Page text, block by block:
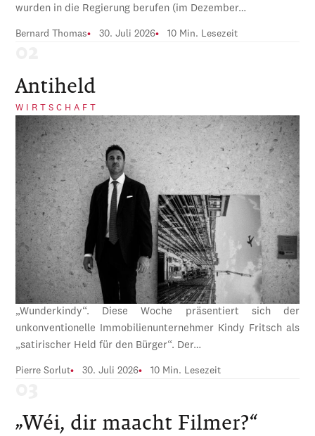
wurden in die Regierung berufen (im Dezember…
Bernard Thomas 30. Juli 2026 10 Min. Lesezeit
Antiheld
WIRTSCHAFT
„Wunderkindy“. Diese Woche präsentiert sich der
unkonventionelle Immobilienunternehmer Kindy Fritsch als
„satirischer Held für den Bürger“. Der…
Pierre Sorlut 30. Juli 2026 10 Min. Lesezeit
„Wéi, dir maacht Filmer?“